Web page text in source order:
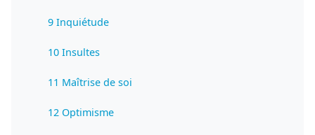
9 Inquiétude
10 Insultes
11 Maîtrise de soi
12 Optimisme